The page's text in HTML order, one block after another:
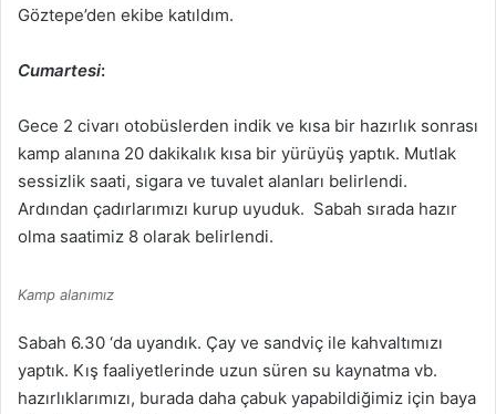
Göztepe’den ekibe katıldım.
Cumartesi:
Gece 2 civarı otobüslerden indik ve kısa bir hazırlık sonrası
kamp alanına 20 dakikalık kısa bir yürüyüş yaptık. Mutlak
sessizlik saati, sigara ve tuvalet alanları belirlendi.
Ardından çadırlarımızı kurup uyuduk. Sabah sırada hazır
olma saatimiz 8 olarak belirlendi.
Kamp alanımız
Sabah 6.30 ‘da uyandık. Çay ve sandviç ile kahvaltımızı
yaptık. Kış faaliyetlerinde uzun süren su kaynatma vb.
hazırlıklarımızı, burada daha çabuk yapabildiğimiz için baya